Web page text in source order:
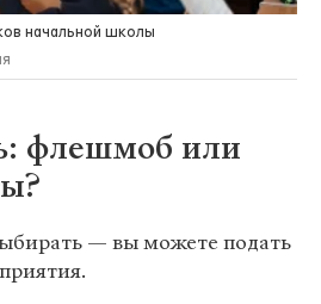
начальной школы
флешмоб или
— вы можете подать